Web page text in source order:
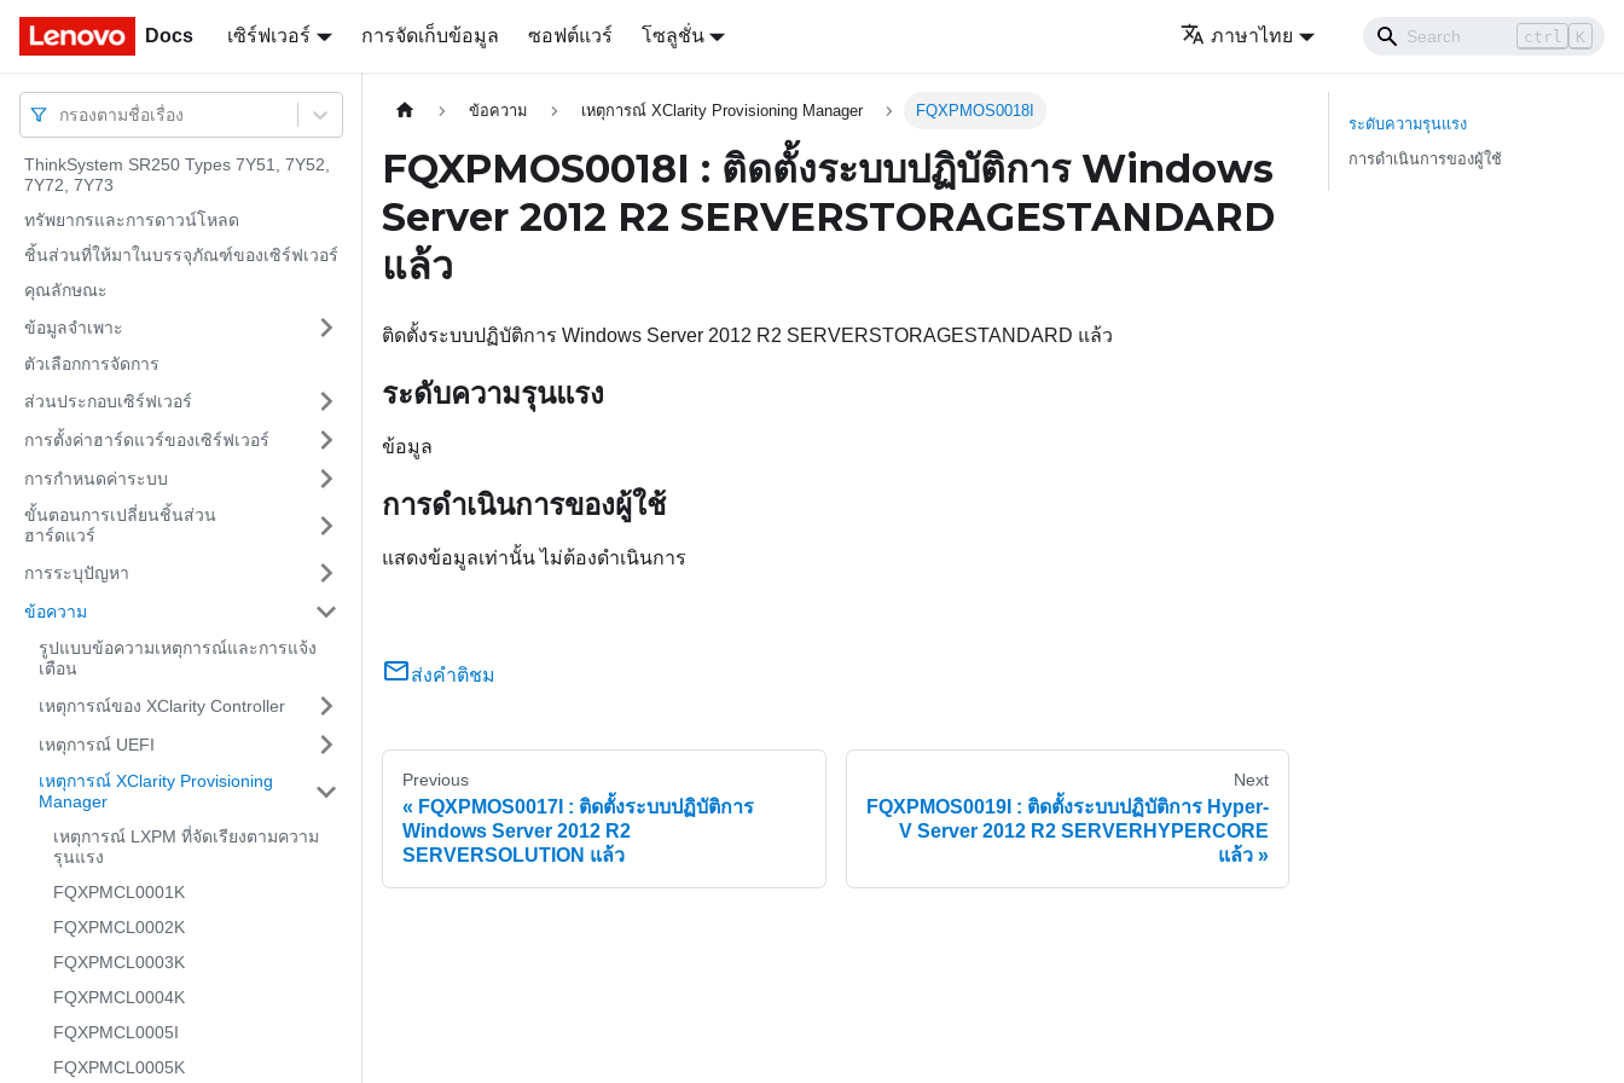
Docs เซิร์ฟเวอร์ การจัดเก็บข้อมูล ซอฟต์แวร์ โซลูชั่น ภาษาไทย ctrl K
Docs
กรองตามชื่อเรื่อง
ThinkSystem SR250 Types 7Y51, 7Y52,
7Y72, 7Y73
ทรัพยากรและการดาวน์โหลด
ชิ้นส่วนที่ให้มาในบรรจุภัณฑ์ของเซิร์ฟเวอร์
คุณลักษณะ
ข้อมูลจำเพาะ
ตัวเลือกการจัดการ
ส่วนประกอบเซิร์ฟเวอร์
การตั้งค่าฮาร์ดแวร์ของเซิร์ฟเวอร์
การกำหนดค่าระบบ
ขั้นตอนการเปลี่ยนชิ้นส่วน
ฮาร์ดแวร์
การระบุปัญหา
ข้อความ
รูปแบบข้อความเหตุการณ์และการแจ้ง
เตือน
เหตุการณ์ของ XClarity Controller
เหตุการณ์ UEFI
เหตุการณ์ XClarity Provisioning
Manager
เหตุการณ์ LXPM ที่จัดเรียงตามความ
รุนแรง
FQXPMCL0001K
FQXPMCL0002K
FQXPMCL0003K
FQXPMCL0004K
FQXPMCL0005I
FQXPMCL0005K
ข้อความ เหตุการณ์ XClarity Provisioning Manager FQXPMOS0018I
FQXPMOS0018I : ติดตั้งระบบปฏิบัติการ Windows
Server 2012 R2 SERVERSTORAGESTANDARD
แล้ว
ติดตั้งระบบปฏิบัติการ Windows Server 2012 R2 SERVERSTORAGESTANDARD แล้ว
ระดับความรุนแรง
ข้อมูล
การดำเนินการของผู้ใช้
แสดงข้อมูลเท่านั้น ไม่ต้องดำเนินการ
ส่งคำติชม
Previous
FQXPMOS0017I : ติดตั้งระบบปฏิบัติการ
Windows Server 2012 R2
SERVERSOLUTION แล้ว
Next
FQXPMOS0019I : ติดตั้งระบบปฏิบัติการ Hyper-
V Server 2012 R2 SERVERHYPERCORE
แล้ว
ระดับความรุนแรง
การดำเนินการของผู้ใช้